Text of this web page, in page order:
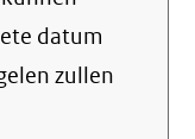
datum
zullen